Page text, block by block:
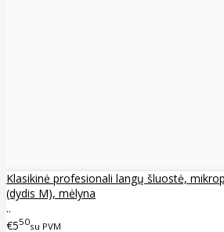
Klasikinė profesionali langų šluostė,
(dydis M), mėlyna
..
€550su PVM